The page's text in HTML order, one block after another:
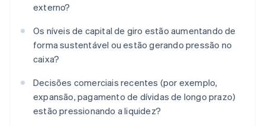
externo?
Os níveis de capital de giro estão aumentando de
forma sustentável ou estão gerando pressão no
caixa?
Decisões comerciais recentes (por exemplo,
expansão, pagamento de dívidas de longo prazo)
estão pressionando a liquidez?